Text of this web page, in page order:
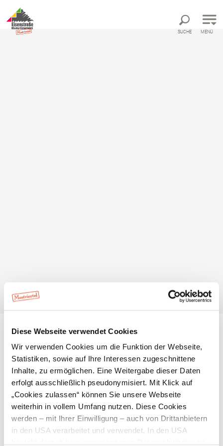
Diese Webseite verwendet Cookies
Wir verwenden Cookies um die Funktion der Webseite,
Statistiken, sowie auf Ihre Interessen zugeschnittene
Inhalte, zu ermöglichen. Eine Weitergabe dieser Daten
erfolgt ausschließlich pseudonymisiert. Mit Klick auf
„Cookies zulassen“ können Sie unsere Webseite
weiterhin in vollem Umfang nutzen. Diese Cookies
werden – mit Ihrer Einwilligung – auch von Drittanbietern
in den USA verarbeitet und verwendet. In den USA
Direkt zur Volltextsuche
Direkt zum Inhalt
SUCHE MENÜ
3340 Waidhofen an der Ybbs
Infrastruktur